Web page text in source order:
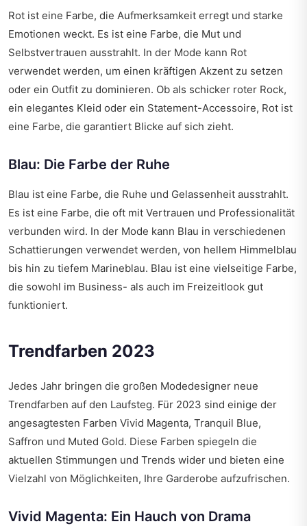
Rot ist eine Farbe, die Aufmerksamkeit erregt und starke
Emotionen weckt. Es ist eine Farbe, die Mut und
Selbstvertrauen ausstrahlt. In der Mode kann Rot
verwendet werden, um einen kräftigen Akzent zu setzen
oder ein Outfit zu dominieren. Ob als schicker roter Rock,
ein elegantes Kleid oder ein Statement-Accessoire, Rot ist
eine Farbe, die garantiert Blicke auf sich zieht.
Blau: Die Farbe der Ruhe
Blau ist eine Farbe, die Ruhe und Gelassenheit ausstrahlt.
Es ist eine Farbe, die oft mit Vertrauen und Professionalität
verbunden wird. In der Mode kann Blau in verschiedenen
Schattierungen verwendet werden, von hellem Himmelblau
bis hin zu tiefem Marineblau. Blau ist eine vielseitige Farbe,
die sowohl im Business- als auch im Freizeitlook gut
funktioniert.
Trendfarben 2023
Jedes Jahr bringen die großen Modedesigner neue
Trendfarben auf den Laufsteg. Für 2023 sind einige der
angesagtesten Farben Vivid Magenta, Tranquil Blue,
Saffron und Muted Gold. Diese Farben spiegeln die
aktuellen Stimmungen und Trends wider und bieten eine
Vielzahl von Möglichkeiten, Ihre Garderobe aufzufrischen.
Vivid Magenta: Ein Hauch von Drama